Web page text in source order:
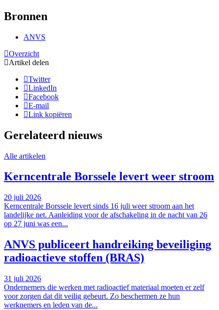
Bronnen
ANVS
Overzicht
Artikel delen
Twitter
LinkedIn
Facebook
E-mail
Link kopiëren
Gerelateerd nieuws
Alle artikelen
Kerncentrale Borssele levert weer stroom
20 juli 2026
Kerncentrale Borssele levert sinds 16 juli weer stroom aan het
landelijke net. Aanleiding voor de afschakeling in de nacht van 26
op 27 juni was een...
ANVS publiceert handreiking beveiliging
radioactieve stoffen (BRAS)
31 juli 2026
Ondernemers die werken met radioactief materiaal moeten er zelf
voor zorgen dat dit veilig gebeurt. Zo beschermen ze hun
werknemers en leden van de...